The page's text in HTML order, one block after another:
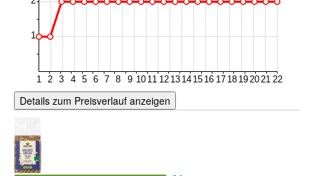
Details zum Preisverlauf anzeigen